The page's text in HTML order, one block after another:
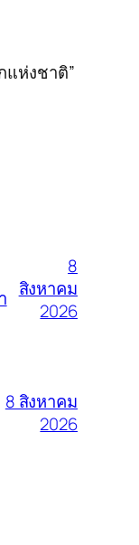
แห่งชาติ”
8
สิงหาคม
2026
8 สิงหาคม
2026